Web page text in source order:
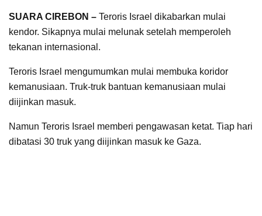
SUARA CIREBON – Teroris Israel dikabarkan mulai
kendor. Sikapnya mulai melunak setelah memperoleh
tekanan internasional.
Teroris Israel mengumumkan mulai membuka koridor
kemanusiaan. Truk-truk bantuan kemanusiaan mulai
diijinkan masuk.
Namun Teroris Israel memberi pengawasan ketat. Tiap hari
dibatasi 30 truk yang diijinkan masuk ke Gaza.